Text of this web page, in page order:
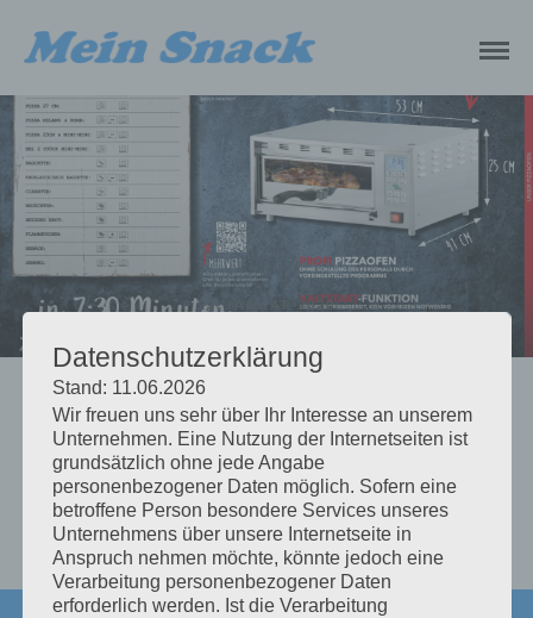
23. JANUAR 2020
Datenschutzerklärung
Stand: 11.06.2026
Wir freuen uns sehr über Ihr Interesse an unserem
Unternehmen. Eine Nutzung der Internetseiten ist
grundsätzlich ohne jede Angabe
personenbezogener Daten möglich. Sofern eine
betroffene Person besondere Services unseres
Unternehmens über unsere Internetseite in
Anspruch nehmen möchte, könnte jedoch eine
Verarbeitung personenbezogener Daten
erforderlich werden. Ist die Verarbeitung